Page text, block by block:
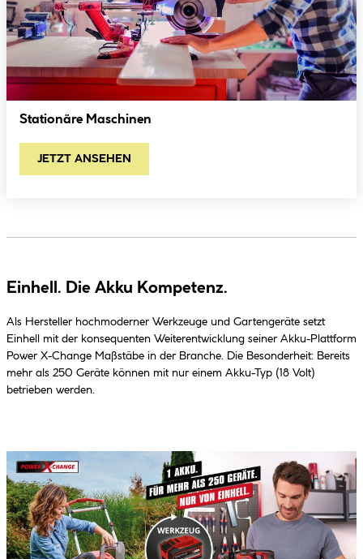
Stationäre Maschinen
JETZT ANSEHEN
Einhell. Die Akku Kompetenz.
Als Hersteller hochmoderner Werkzeuge und Gartengeräte setzt
Einhell mit der konsequenten Weiterentwicklung seiner Akku-Plattform
Power X-Change Maßstäbe in der Branche. Die Besonderheit: Bereits
mehr als 250 Geräte können mit nur einem Akku-Typ (18 Volt)
betrieben werden.